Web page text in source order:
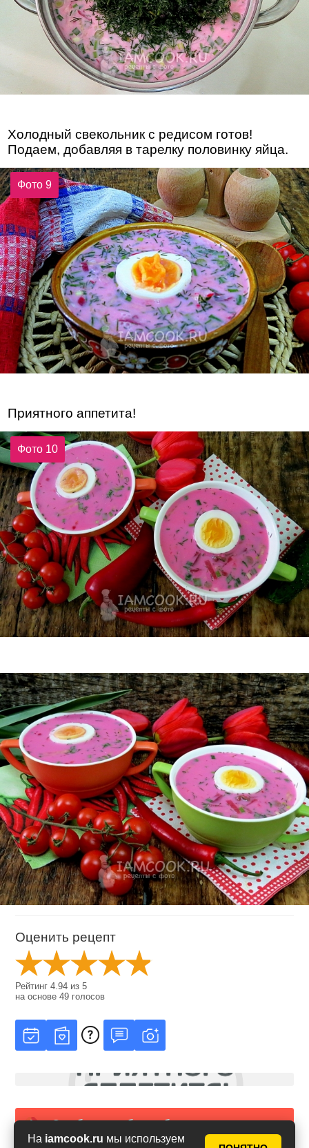
На iamcook.ru мы используем
Холодный свекольник с редисом готов!
Подаем, добавляя в тарелку половинку яйца.
Фото 9
Приятного аппетита!
Фото 10
Оценить рецепт
Рейтинг4.94 из5
на основе49 голосов
Сообщить об ошибке в рецепте